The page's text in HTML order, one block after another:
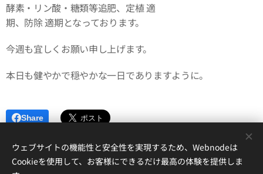
酵素・リン酸・糖類等追肥、定植 適
期、防除 適期となっております。
今週も宜しくお願い申し上げます。
本日も健やかで穏やかな一日でありますように。
Share
ウェブサイトの機能性と安全性を実現するため、Webnodeは
Cookieを使用して、お客様にできるだけ最高の体験を提供しま